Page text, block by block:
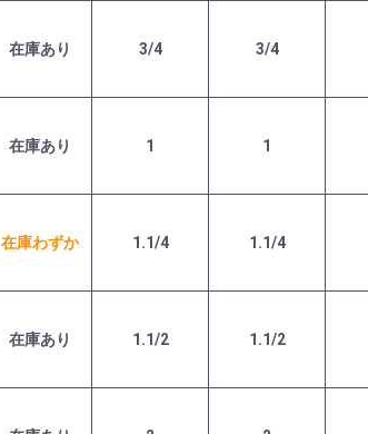
在庫あり 3/4 3/4
在庫あり 1 1
在庫わずか 1.1/4 1.1/4
在庫あり 1.1/2 1.1/2